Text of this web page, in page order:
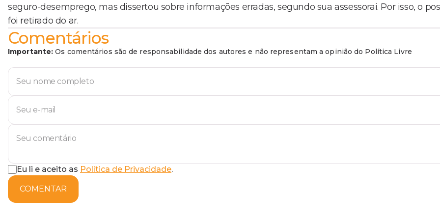
seguro-desemprego, mas dissertou sobre informações erradas, segundo sua assessorai. Por isso, o
foi retirado do ar.
Comentários
Importante: Os comentários são de responsabilidade dos autores e não representam a opinião do Política Livre
Eu li e aceito as Política de Privacidade.
COMENTAR